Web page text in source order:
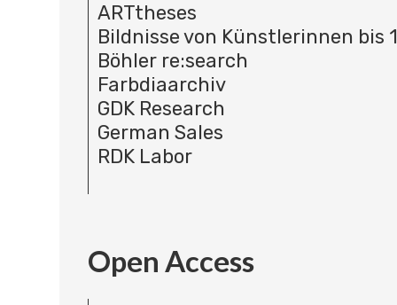
ARTtheses
Bildnisse von Künstlerinnen bis
Böhler re:search
Farbdiaarchiv
GDK Research
German Sales
RDK Labor
Open Access